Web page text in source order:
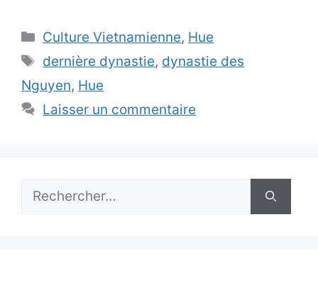
Catégories
Culture Vietnamienne, Hue
Étiquettes
dernière dynastie, dynastie des
Nguyen, Hue
Laisser un commentaire
Rechercher :